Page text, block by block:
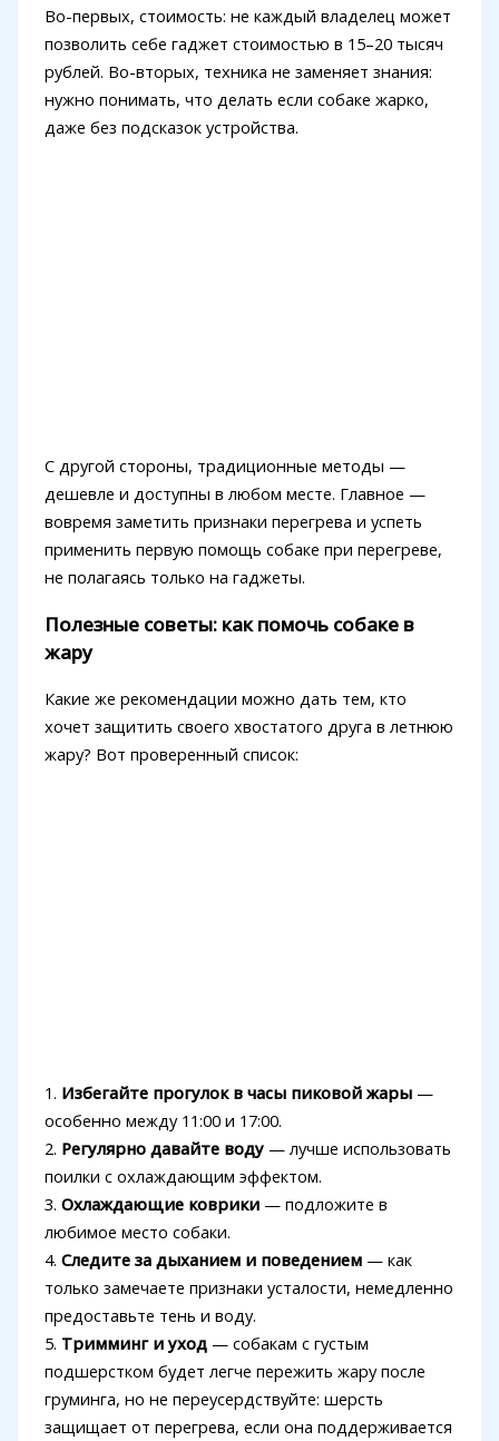
Во-первых, стоимость: не каждый владелец может
позволить себе гаджет стоимостью в 15–20 тысяч
рублей. Во-вторых, техника не заменяет знания:
нужно понимать, что делать если собаке жарко,
даже без подсказок устройства.
С другой стороны, традиционные методы —
дешевле и доступны в любом месте. Главное —
вовремя заметить признаки перегрева и успеть
применить первую помощь собаке при перегреве,
не полагаясь только на гаджеты.
Полезные советы: как помочь собаке в
жару
Какие же рекомендации можно дать тем, кто
хочет защитить своего хвостатого друга в летнюю
жару? Вот проверенный список:
1. Избегайте прогулок в часы пиковой жары—
особенно между 11:00 и 17:00.
2. Регулярно давайте воду— лучше использовать
поилки с охлаждающим эффектом.
3. Охлаждающие коврики— подложите в
любимое место собаки.
4. Следите за дыханием и поведением— как
только замечаете признаки усталости, немедленно
предоставьте тень и воду.
5. Тримминг и уход— собакам с густым
подшерстком будет легче пережить жару после
груминга, но не переусердствуйте: шерсть
защищает от перегрева, если она поддерживается